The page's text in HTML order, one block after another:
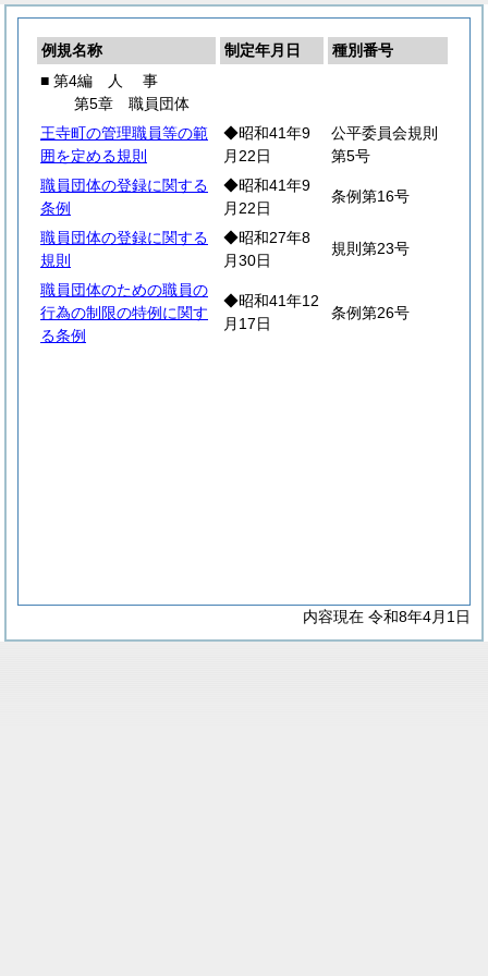
例規名称 制定年月日
種別番号
■ 第4編
人 事
第5章 職員団体
王寺町の管理職員等の範
囲を定める規則
◆昭和41年9
月22日
公平委員会規則
第5号
職員団体の登録に関する
条例
◆昭和41年9
月22日
条例第16号
職員団体の登録に関する
規則
◆昭和27年8
月30日
規則第23号
職員団体のための職員の
行為の制限の特例に関す
る条例
◆昭和41年12
月17日
条例第26号
内容現在 令和8年4月1日